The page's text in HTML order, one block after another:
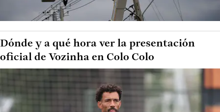
Dónde y a qué hora ver la presentación
oficial de Vozinha en Colo Colo